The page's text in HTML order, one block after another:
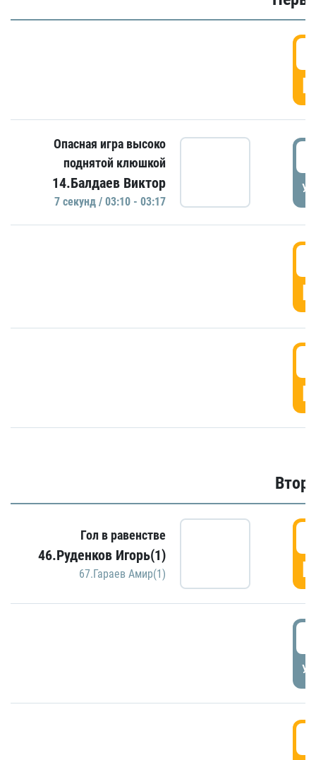
Опасная игра высоко
поднятой клюшкой
14.Балдаев Виктор
7 секунд / 03:10 - 03:17
Гол в равенстве
46.Руденков Игорь(1)
67.Гараев Амир(1)